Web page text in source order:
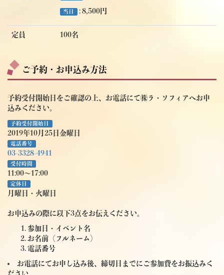
当日 : 8,500円
定員 100名
ご予約・お申込み方法
予約受付開始日をご確認の上、お電話にて㈱ラ・ソフィアへお申
込みください。
予約受付開始日
2019年10月25日金曜日
電話番号
03-3328-4941
受付時間
11:00～17:00
定休日
月曜日・火曜日
お申込みの際に以下3点をお伝えください。
参加日・イベント名
お名前（フルネーム）
電話番号
お電話にてお申し込み後、締切日までにご参加費をお振込みく
ださい